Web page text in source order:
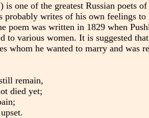
is one of the greatest Russian poets
probably writes of his own feelings
poem was written in 1829 when
to various women. It is suggested
whom he wanted to marry and was
remain,
died yet;